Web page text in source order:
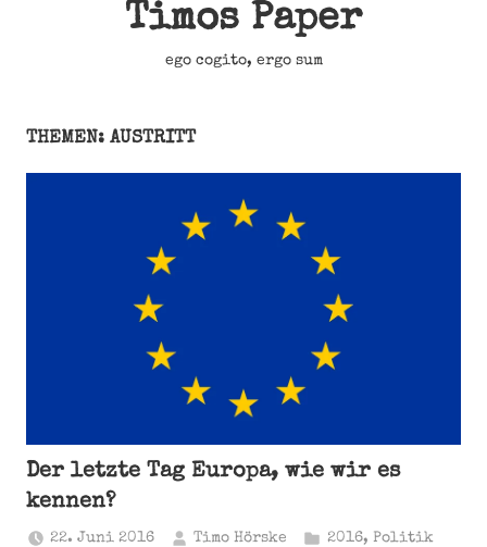
Timos Paper
ego cogito, ergo sum
THEMEN: AUSTRITT
Der letzte Tag Europa, wie wir es
kennen?
22. Juni 2016 Timo Hörske 2016, Politik